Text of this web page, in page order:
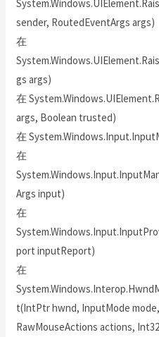
sender, RoutedEventArgs args)
在
gs args)
在
args, Boolean trusted)
在
在
Args input)
在
port inputReport)
在
t(IntPtr hwnd, InputMode
RawMouseActions actions,